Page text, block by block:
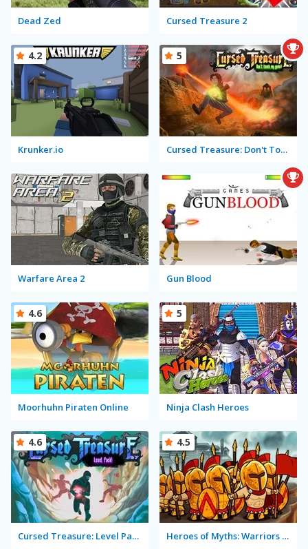
Dead Zed Cursed Treasure 2
Krunker.io
4.2
Cursed Treasure: Don't Touch My Gems!
5
Warfare Area 2 Gun Blood
Moorhuhn Piraten Online
4.6
Ninja Clash Heroes
5
Cursed Treasure: Level Pack!
4.6
Heroes of Myths: Warriors of Gods
4.5